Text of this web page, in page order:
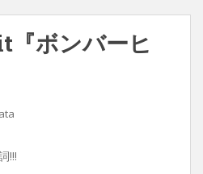
ボンバーヒ
!!!